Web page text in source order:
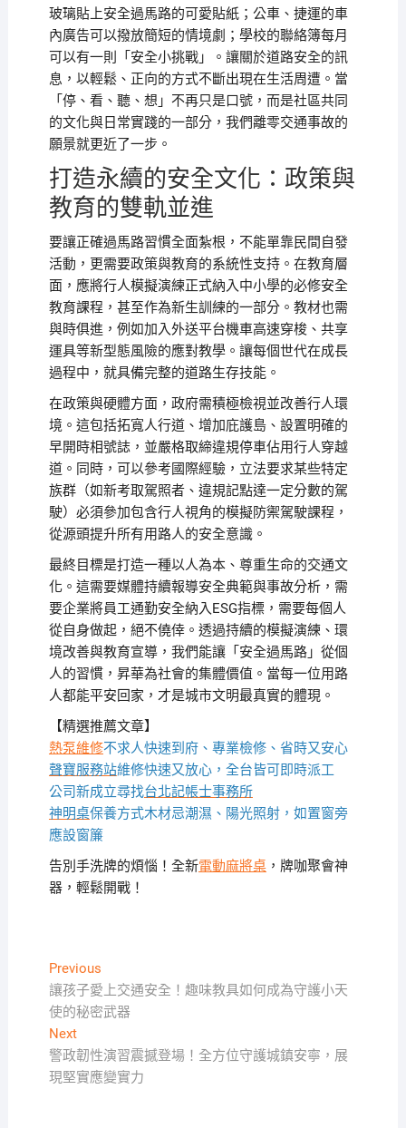
玻璃貼上安全過馬路的可愛貼紙；公車、捷運的車
內廣告可以撥放簡短的情境劇；學校的聯絡簿每月
可以有一則「安全小挑戰」。讓關於道路安全的訊
息，以輕鬆、正向的方式不斷出現在生活周遭。當
「停、看、聽、想」不再只是口號，而是社區共同
的文化與日常實踐的一部分，我們離零交通事故的
願景就更近了一步。
打造永續的安全文化：政策與
教育的雙軌並進
要讓正確過馬路習慣全面紮根，不能單靠民間自發
活動，更需要政策與教育的系統性支持。在教育層
面，應將行人模擬演練正式納入中小學的必修安全
教育課程，甚至作為新生訓練的一部分。教材也需
與時俱進，例如加入外送平台機車高速穿梭、共享
運具等新型態風險的應對教學。讓每個世代在成長
過程中，就具備完整的道路生存技能。
在政策與硬體方面，政府需積極檢視並改善行人環
境。這包括拓寬人行道、增加庇護島、設置明確的
早開時相號誌，並嚴格取締違規停車佔用行人穿越
道。同時，可以參考國際經驗，立法要求某些特定
族群（如新考取駕照者、違規記點達一定分數的駕
駛）必須參加包含行人視角的模擬防禦駕駛課程，
從源頭提升所有用路人的安全意識。
最終目標是打造一種以人為本、尊重生命的交通文
化。這需要媒體持續報導安全典範與事故分析，需
要企業將員工通勤安全納入ESG指標，需要每個人
從自身做起，絕不僥倖。透過持續的模擬演練、環
境改善與教育宣導，我們能讓「安全過馬路」從個
人的習慣，昇華為社會的集體價值。當每一位用路
人都能平安回家，才是城市文明最真實的體現。
【精選推薦文章】
熱泵維修不求人快速到府、專業檢修、省時又安心
聲寶服務站維修快速又放心，全台皆可即時派工
公司新成立尋找台北記帳士事務所
神明桌保養方式木材忌潮濕、陽光照射，如置窗旁
應設窗簾
告別手洗牌的煩惱！全新電動麻將桌，牌咖聚會神
器，輕鬆開戰！
文
章
導
覽
PreviousPrevious
post:
讓孩子愛上交通安全！趣味教具如何成為守護小天
使的秘密武器
NextNext
post:
警政韌性演習震撼登場！全方位守護城鎮安寧，展
現堅實應變實力